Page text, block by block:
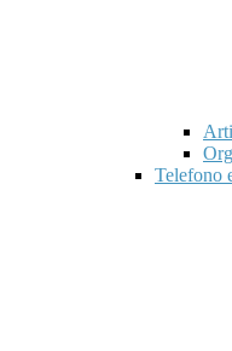
Telefono